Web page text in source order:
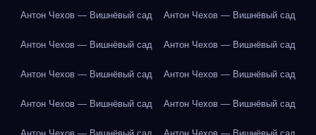
Антон Чехов — Вишнёвый сад Антон Чехов — Вишнёвый сад
Антон Чехов — Вишнёвый сад Антон Чехов — Вишнёвый сад
Антон Чехов — Вишнёвый сад Антон Чехов — Вишнёвый сад
Антон Чехов — Вишнёвый сад Антон Чехов — Вишнёвый сад